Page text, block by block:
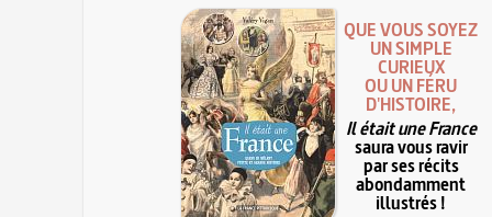
QUE VOUS SOYEZ
UN SIMPLE
CURIEUX
OU UN FÉRU
D'HISTOIRE,
Il était une France
saura vous ravir
par ses récits
abondamment
illustrés !